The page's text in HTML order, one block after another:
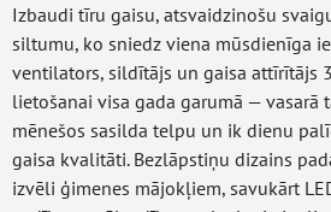
Izbaudi tīru gaisu, atsvaidzinošu
siltumu, ko sniedz viena mūsdienīga
ventilators, sildītājs un gaisa attīrītājs
lietošanai visa gada garumā — vasarā
mēnešos sasilda telpu un ik dienu
gaisa kvalitāti. Bezlāpstiņu dizains
izvēli ģimenes mājokļiem, savukārt